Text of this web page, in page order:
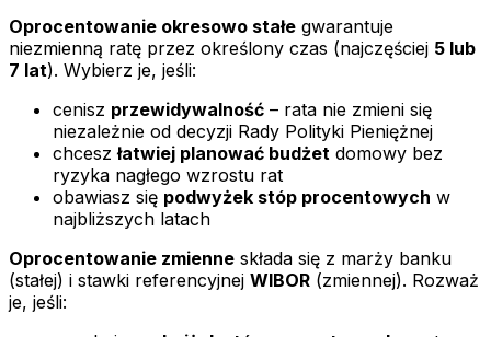
Oprocentowanie okresowo stałe gwarantuje
niezmienną ratę przez określony czas (najczęściej 5 lub
7 lat). Wybierz je, jeśli:
cenisz przewidywalność – rata nie zmieni się
niezależnie od decyzji Rady Polityki Pieniężnej
chceszłatwiej planować budżet domowy bez
ryzyka nagłego wzrostu rat
obawiasz się podwyżek stóp procentowych w
najbliższych latach
Oprocentowanie zmienne składa się z marży banku
(stałej) i stawki referencyjnej WIBOR (zmiennej). Rozważ
je, jeśli: